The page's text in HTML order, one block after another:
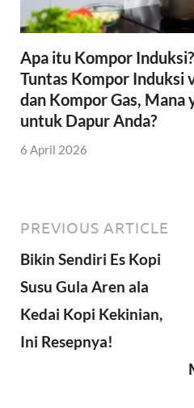
Apa itu Kompor
Tuntas Kompor Induksi
dan Kompor Gas, Mana
untuk Dapur Anda?
6 April 2026
PREVIOUS ARTICLE
Bikin Sendiri Es Kopi
Susu Gula Aren ala
Kedai Kopi Kekinian,
Ini Resepnya!